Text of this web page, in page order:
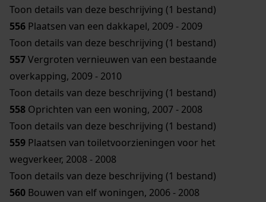
Toon details van deze beschrijving (1 bestand)
556 Plaatsen van een dakkapel, 2009 - 2009
Toon details van deze beschrijving (1 bestand)
557Vergroten vernieuwen van een bestaande
overkapping, 2009 - 2010
Toon details van deze beschrijving (1 bestand)
558 Oprichten van een woning, 2007 - 2008
Toon details van deze beschrijving (1 bestand)
559 Plaatsen van toiletvoorzieningen voor het
wegverkeer, 2008 - 2008
Toon details van deze beschrijving (1 bestand)
560 Bouwen van elf woningen, 2006 - 2008